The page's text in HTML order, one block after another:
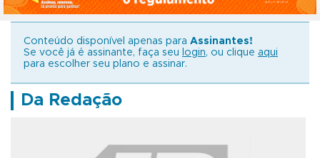
Conteúdo disponível apenas para Assinantes!
Se você já é assinante, faça seu
login, ou clique aqui
para escolher seu plano e assinar.
Da Redação